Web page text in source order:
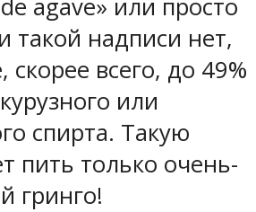
agave» или просто
такой надписи нет,
скорее всего, до 49%
или
спирта. Такую
пить только очень-
гринго!